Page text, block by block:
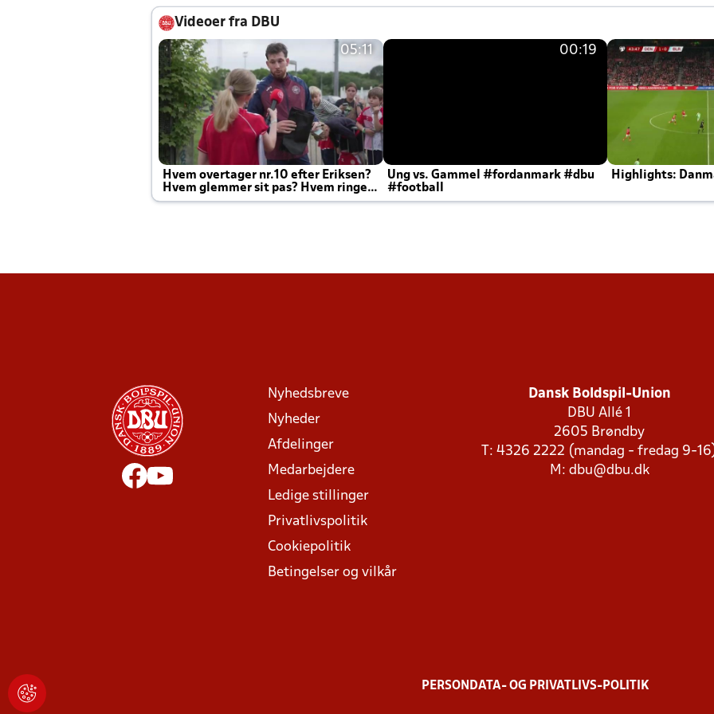
Videoer fra DBU
05:11
Hvem overtager nr.10 efter Eriksen?
Hvem glemmer sit pas? Hvem ringer
Joachim altid til efter kampe?
00:19
Ung vs. Gammel #fordanmark #dbu
#football
Highlights:
Nyhedsbreve
Nyheder
Afdelinger
Medarbejdere
Ledige stillinger
Privatlivspolitik
Cookiepolitik
Betingelser og vilkår
Dansk Boldspil-Union
DBU Allé 1
2605 Brøndby
T: 4326 2222 (mandag - fredag 9-
M: dbu@dbu.dk
PERSONDATA- OG PRIVATLIVS-POLITIK